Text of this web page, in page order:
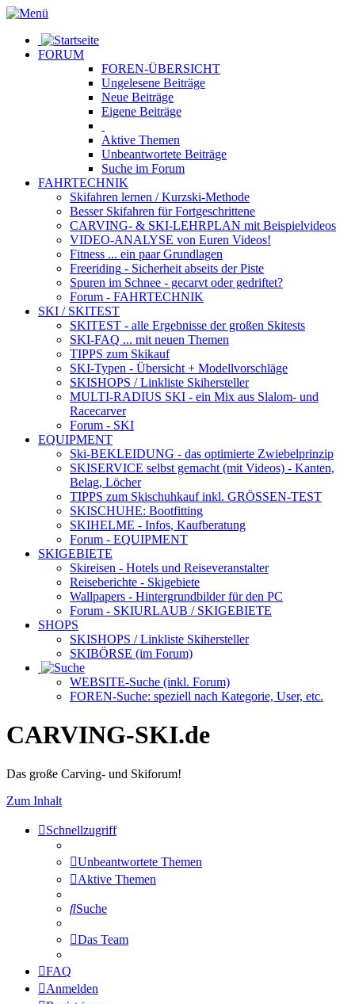
FORUM
FOREN-ÜBERSICHT
Ungelesene Beiträge
Neue Beiträge
Eigene Beiträge
Aktive Themen
Unbeantwortete Beiträge
Suche im Forum
FAHRTECHNIK
Skifahren lernen / Kurzski-Methode
Besser Skifahren für Fortgeschrittene
CARVING- & SKI-LEHRPLAN mit Beispielvideos
VIDEO-ANALYSE von Euren Videos!
Fitness ... ein paar Grundlagen
Freeriding - Sicherheit abseits der Piste
Spuren im Schnee - gecarvt oder gedriftet?
Forum - FAHRTECHNIK
SKI / SKITEST
SKITEST - alle Ergebnisse der großen Skitests
SKI-FAQ ... mit neuen Themen
TIPPS zum Skikauf
SKI-Typen - Übersicht + Modellvorschläge
SKISHOPS / Linkliste Skihersteller
MULTI-RADIUS SKI - ein Mix aus Slalom- und
Racecarver
Forum - SKI
EQUIPMENT
Ski-BEKLEIDUNG - das optimierte Zwiebelprinzip
SKISERVICE selbst gemacht (mit Videos) - Kanten,
Belag, Löcher
TIPPS zum Skischuhkaufinkl. GRÖSSEN-TEST
SKISCHUHE: Bootfitting
SKIHELME - Infos, Kaufberatung
Forum - EQUIPMENT
SKIGEBIETE
Skireisen - Hotels und Reiseveranstalter
Reiseberichte - Skigebiete
Wallpapers - Hintergrundbilder für den PC
Forum - SKIURLAUB / SKIGEBIETE
SHOPS
SKISHOPS / Linkliste Skihersteller
SKIBÖRSE (im Forum)
WEBSITE-Suche (inkl. Forum)
FOREN-Suche: speziell nach Kategorie, User, etc.
CARVING-SKI.de
Das große Carving- und Skiforum!
Zum Inhalt
Schnellzugriff
Unbeantwortete Themen
Aktive Themen
Suche
Das Team
FAQ
Anmelden